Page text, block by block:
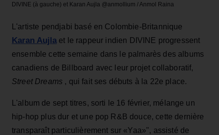
DIVINE (à gauche) et Karan Aujla @anmollium / Anmol Raina
L'artiste pendjabi basé en Colombie-Britannique
Karan Aujla et le rappeur indien DIVINE progressent
ensemble cette semaine dans le palmarès des albums
canadiens de Billboard avec leur projet collaboratif,
Street Dreams , qui fait ses débuts à la 22e place.
L'album de sept titres, sorti le 16 février, mélange un
hip-hop plus dur et une pop R&B douce, cette dernière
transparaît particulièrement sur «Yaa»", assisté de